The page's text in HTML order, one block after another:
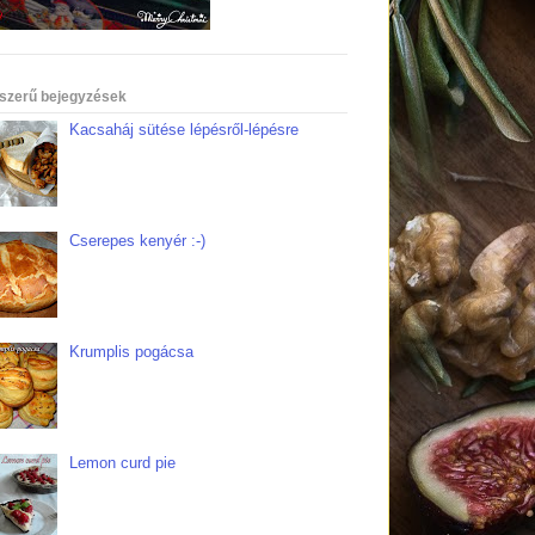
bejegyzések
Kacsaháj sütése lépésről-lépésre
Cserepes kenyér :-)
Krumplis pogácsa
Lemon curd pie